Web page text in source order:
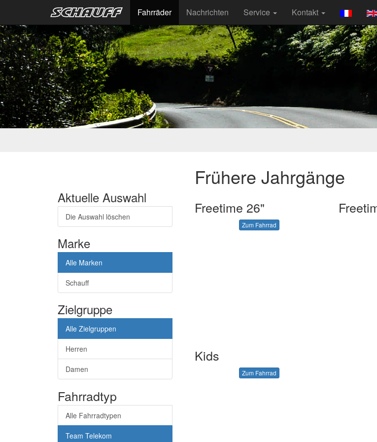
Fahrräder Nachrichten Service Kontakt
Frühere Jahrgänge
Aktuelle Auswahl
Die Auswahl löschen
Marke
Alle Marken
Schauff
Zielgruppe
Alle Zielgruppen
Herren
Damen
Fahrradtyp
Alle Fahrradtypen
Team Telekom
Freetime 26"
Zum Fahrrad
Kids
Zum Fahrrad